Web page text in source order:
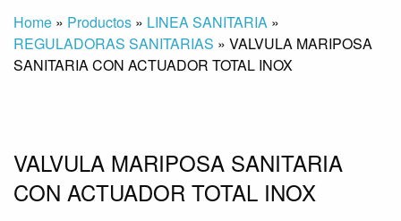
Home » Productos » LINEA SANITARIA »
REGULADORAS SANITARIAS » VALVULA MARIPOSA
SANITARIA CON ACTUADOR TOTAL INOX
VALVULA MARIPOSA SANITARIA
CON ACTUADOR TOTAL INOX